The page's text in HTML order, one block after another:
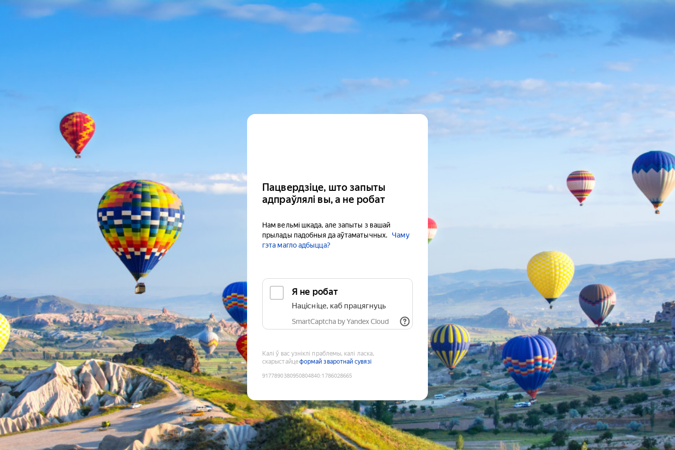
Пацвердзіце, што запыты
адпраўлялі вы, а не робат
Нам вельмі шкада, але запыты з вашай
прылады падобныя да аўтаматычных.
Чаму
гэта магло адбыцца?
Я не робат
Націсніце, каб працягнуць
SmartCaptcha by Yandex Cloud
Калі ў вас узніклі праблемы, калі ласка,
скарыстайцеформай зваротнай сувязі
9177890380950804840:1786028665